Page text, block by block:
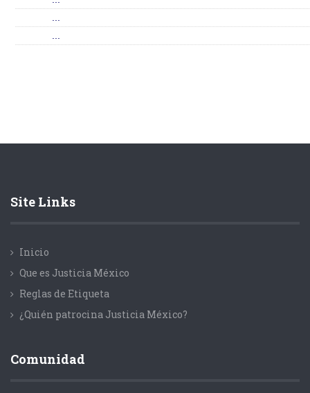
Site Links
Inicio
Que es Justicia México
Reglas de Etiqueta
¿Quién patrocina Justicia México?
Comunidad